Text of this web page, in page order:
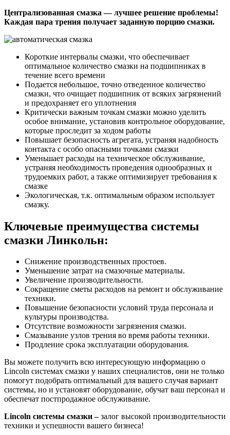
Централизованная смазка — лучшее решение проблемы!
Каждая пара трения получает заданную порцию смазки.
Короткие интервалы смазки, что обеспечивает
оптимальное количество смазки на подшипниках в
течение всего времени
Подается небольшое, точно отведенное количество
смазки, что очищает подшипник от всяких загрязнений
и предохраняет его уплотнения
Критически важным точкам смазки можно уделить
особое внимание, установив контрольное оборудование,
которые проследит за ходом работы
Повышает безопасность агрегата, устраняя надобность
контакта с особо опасными точками смазки
Уменьшает расходы на техническое обслуживание,
устраняя необходимость проведения однообразных и
трудоемких работ, а также оптимизирует требования к
смазке
Экологическая, т.к. оптимальным образом использует
смазку.
Ключевые преимущества системы
смазки Линкольн:
Снижение производственных простоев.
Уменьшение затрат на смазочные материалы.
Увеличение производительности.
Сокращение сметы расходов на ремонт и обслуживание
техники.
Повышение безопасности условий труда персонала и
культуры производства.
Отсутствие возможности загрязнения смазки.
Смазывание узлов трения во время работы техники.
Продление срока эксплуатации оборудования.
Вы можете получить всю интересующую информацию о
Lincoln системах смазки у наших специалистов, они не только
помогут подобрать оптимальный для вашего случая вариант
системы, но и установят оборудование, обучат ваш персонал и
обеспечат постпродажное обслуживание.
Lincoln системы смазки –залог высокой производительности
техники и успешности вашего бизнеса!